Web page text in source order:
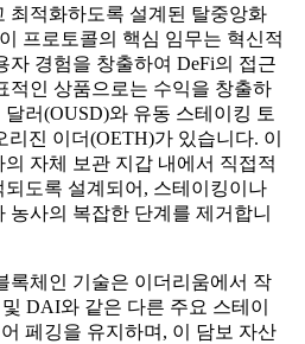
최적화하도록 설계된 탈중앙화
프로토콜의 핵심 임무는 혁신적
자 경험을 창출하여 DeFi의 접근
적인 상품으로는 수익을 창출하
러(OUSD)와 유동 스테이킹 토
진 이더(OETH)가 있습니다. 이
자체 보관 지갑 내에서 직접적
도록 설계되어, 스테이킹이나
농사의 복잡한 단계를 제거합니
록체인 기술은 이더리움에서 작
DAI와 같은 다른 주요 스테이
페깅을 유지하며, 이 담보 자산